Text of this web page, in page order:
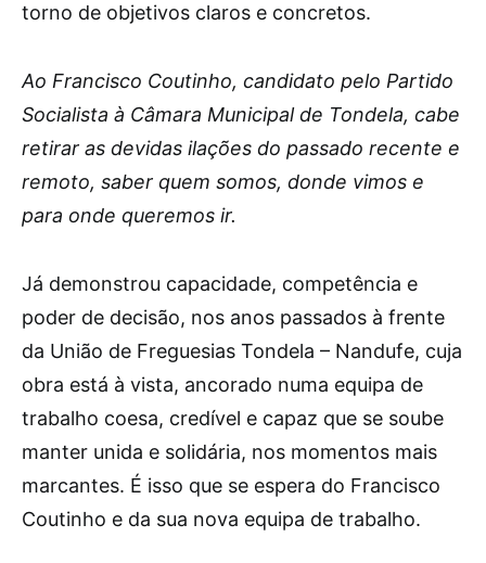
torno de objetivos claros e concretos.
Ao Francisco Coutinho, candidato pelo Partido
Socialista à Câmara Municipal de Tondela, cabe
retirar as devidas ilações do passado recente e
remoto, saber quem somos, donde vimos e
para onde queremos ir.
Já demonstrou capacidade, competência e
poder de decisão, nos anos passados à frente
da União de Freguesias Tondela – Nandufe, cuja
obra está à vista, ancorado numa equipa de
trabalho coesa, credível e capaz que se soube
manter unida e solidária, nos momentos mais
marcantes. É isso que se espera do Francisco
Coutinho e da sua nova equipa de trabalho.